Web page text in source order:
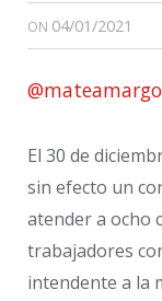
ON 04/01/2021
El 30 de
sin efecto un
atender a ocho
trabajadores
intendente a la